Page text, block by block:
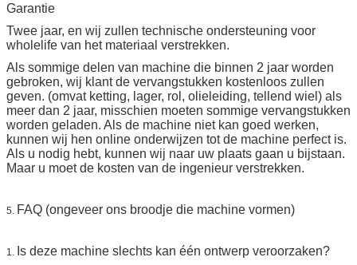
Garantie
Twee jaar, en wij zullen technische ondersteuning voor
wholelife van het materiaal verstrekken.
Als sommige delen van machine die binnen 2 jaar worden
gebroken, wij klant de vervangstukken kostenloos zullen
geven. (omvat ketting, lager, rol, olieleiding, tellend wiel) als
meer dan 2 jaar, misschien moeten sommige vervangstukken
worden geladen. Als de machine niet kan goed werken,
kunnen wij hen online onderwijzen tot de machine perfect is.
Als u nodig hebt, kunnen wij naar uw plaats gaan u bijstaan.
Maar u moet de kosten van de ingenieur verstrekken.
5. FAQ (ongeveer ons broodje die machine vormen)
1. Is deze machine slechts kan één ontwerp veroorzaken?